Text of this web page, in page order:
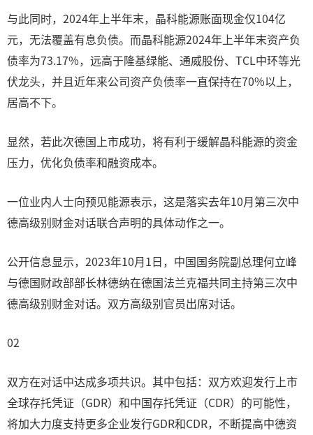
与此同时，2024年上半年末，晶科能源账面现金仅104亿
元，无法覆盖有息负债。而晶科能源2024年上半年末资产负
债率为73.17%，远高于隆基绿能、通威股份、TCL中环等光
伏龙头，并且近年来公司资产负债率一直保持在70%以上，
居高不下。
显然，若此次德国上市成功，将有利于缓解晶科能源的资金
压力，优化负债率和融资成本。
一位业内人士向预见能源表示，这是落实去年10月第三次中
德高级别财金对话联合声明的具体动作之一。
公开信息显示，2023年10月1日，中国国务院副总理何立峰
与德国财政部部长林德纳在德国法兰克福共同主持第三次中
德高级别财金对话。双方高级别官员出席对话。
02
双方在对话中达成多项共识。其中包括：双方欢迎发行上市
全球存托凭证（GDR）和中国存托凭证（CDR）的可能性，
将加大力度支持更多企业发行GDR和CDR，不断提高中德资